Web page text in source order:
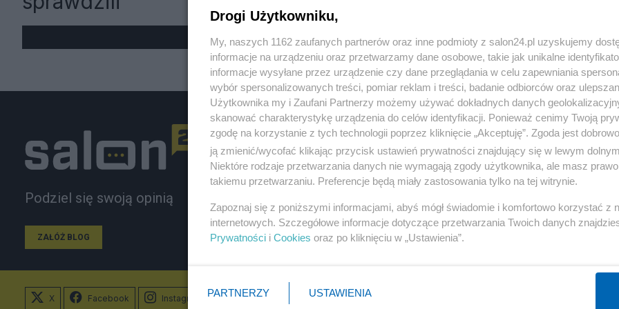
« WRÓĆ DO NOTKI
Podziel się swoją opinią
ZAŁÓŻ BLOG
Polityka
Rosja
PiS
Prezydent
NATO
Gospodarka
Biznes
Pieniądze
Inwestycje
Podatki
X Facebook Instagram
Drogi Użytkowniku,
My, naszych 1162 zaufanych partnerów oraz inne podmioty z salon24.pl uzyskujemy
informacje na urządzeniu oraz przetwarzamy dane osobowe, takie jak unikalne
informacje wysyłane przez urządzenie czy dane przeglądania w celu zapewniania
wybór spersonalizowanych treści, pomiar reklam i treści, badanie odbiorców oraz
Użytkownika my i Zaufani Partnerzy możemy używać dokładnych danych
skanować charakterystykę urządzenia do celów identyfikacji. Ponieważ cenimy Twoją
zgodę na korzystanie z tych technologii poprzez kliknięcie „Akceptuję”. Zgoda jest
ją zmienić/wycofać klikając przycisk ustawień prywatności znajdujący się w lewym
Niektóre rodzaje przetwarzania danych nie wymagają zgody użytkownika, ale masz
takiemu przetwarzaniu. Preferencje będą miały zastosowania tylko na tej witrynie.
Zapoznaj się z poniższymi informacjami, abyś mógł świadomie i komfortowo korzystać z
internetowych. Szczegółowe informacje dotyczące przetwarzania Twoich danych
Prywatności i Cookies oraz po kliknięciu w „Ustawienia”.
PARTNERZY USTAWIENIA